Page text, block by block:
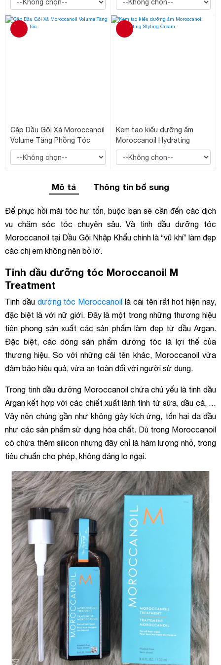
Cặp Dầu Gội Xả Moroccanoil
Volume Tăng Phồng Tóc
Kem tạo kiểu dưỡng ẩm
Moroccanoil Hydrating
Styling Cream
Mô tả Thông tin bổ sung
Để phục hồi mái tóc hư tổn, buộc bạn sẽ cần đến các dịch
vụ chăm sóc tóc chuyên sâu. Và tinh dầu dưỡng tóc
Moroccanoil tại Dầu Gội Nhập Khẩu chính là “vũ khí” làm đẹp
các chị em không nên bỏ lỡ.
Tinh dầu dưỡng tóc Moroccanoil M
Treatment
Tinh dầu dưỡng tóc Moroccanoil là cái tên rất hot hiện nay,
đặc biệt là với nữ giới. Đây là một trong những thương hiệu
tiên phong sản xuất các sản phẩm làm đẹp từ dầu Argan.
Đặc biệt, các dòng sản phẩm dưỡng tóc là lợi thế của
thương hiệu. So với những cái tên khác, Moroccanoil vừa
đảm bảo hiệu quả, vừa an toàn đối với người sử dụng.
Trong tinh dầu dưỡng Moroccanoil chứa chủ yếu là tinh dầu
Argan kết hợp với các chiết xuất lành tính từ sữa, dầu cá, …
Vậy nên chúng gần như không gây kích ứng, tổn hại da đầu
như các sản phẩm sử dụng hóa chất. Dù trong Moroccanoil
có chứa thêm silicon nhưng đây chỉ là hàm lượng nhỏ, trong
tiêu chuẩn cho phép, không đáng lo ngại.